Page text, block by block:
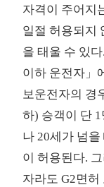
자격이 주어지
일절 허용되지
을 태울 수 있
이하 운전자」
보운전자의 경
하) 승객이 단
나 20세가 넘
이 허용된다.
자라도 G2면